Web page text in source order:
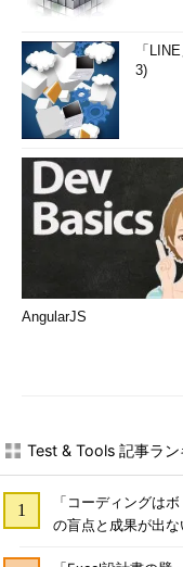
「
3)
AngularJS
Test & Tools 記事ラン
「コーディングは
の盲点と成果が出